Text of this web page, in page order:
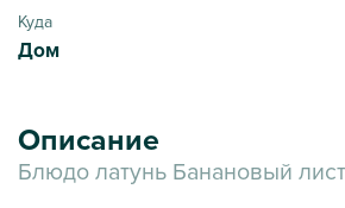
Куда
Дом
Описание
Блюдо латунь Банановый